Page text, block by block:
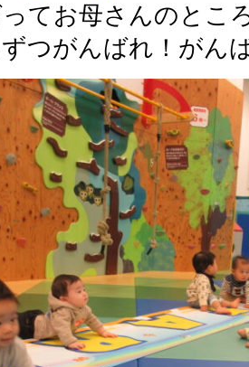
てお母さんのとこ
つがんばれ！がん